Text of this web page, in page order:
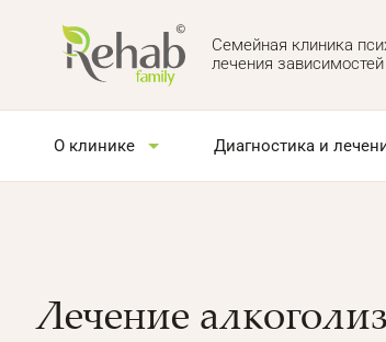
Семейная клиника
лечения
О клинике Диагностика и
Лечение